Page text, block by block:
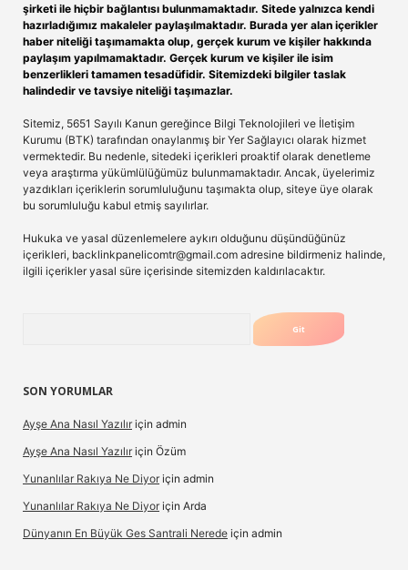
şirketi ile hiçbir bağlantısı bulunmamaktadır. Sitede yalnızca kendi
hazırladığımız makaleler paylaşılmaktadır. Burada yer alan içerikler
haber niteliği taşımamakta olup, gerçek kurum ve kişiler hakkında
paylaşım yapılmamaktadır. Gerçek kurum ve kişiler ile isim
benzerlikleri tamamen tesadüfidir. Sitemizdeki bilgiler taslak
halindedir ve tavsiye niteliği taşımazlar.
Sitemiz, 5651 Sayılı Kanun gereğince Bilgi Teknolojileri ve İletişim
Kurumu (BTK) tarafından onaylanmış bir Yer Sağlayıcı olarak hizmet
vermektedir. Bu nedenle, sitedeki içerikleri proaktif olarak denetleme
veya araştırma yükümlülüğümüz bulunmamaktadır. Ancak, üyelerimiz
yazdıkları içeriklerin sorumluluğunu taşımakta olup, siteye üye olarak
bu sorumluluğu kabul etmiş sayılırlar.
Hukuka ve yasal düzenlemelere aykırı olduğunu düşündüğünüz
içerikleri, backlinkpanelicomtr@gmail.com adresine bildirmeniz halinde,
ilgili içerikler yasal süre içerisinde sitemizden kaldırılacaktır.
SON YORUMLAR
Ayşe Ana Nasıl Yazılır için admin
Ayşe Ana Nasıl Yazılır için Özüm
Yunanlılar Rakıya Ne Diyor için admin
Yunanlılar Rakıya Ne Diyor için Arda
Dünyanın En Büyük Ges Santrali Nerede için admin